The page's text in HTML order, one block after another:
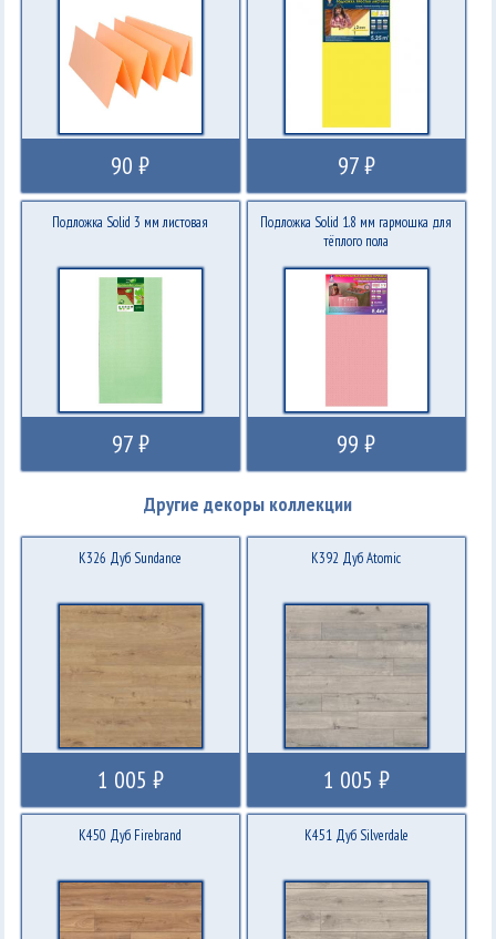
90 ₽ 97 ₽
Подложка Solid 3 мм листовая
97 ₽
Подложка Solid 1.8 мм гармошка для
тёплого пола
99 ₽
Другие декоры коллекции
K326 Дуб Sundance
1 005 ₽
K392 Дуб Atomic
1 005 ₽
K450 Дуб Firebrand K451 Дуб Silverdale